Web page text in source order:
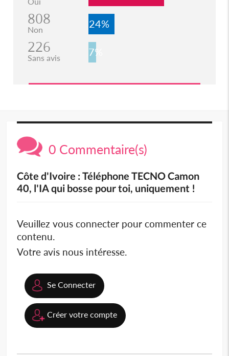
808
Non 24%
226
Sans avis 7%
0 Commentaire(s)
Côte d'Ivoire : Téléphone TECNO Camon
40, l'IA qui bosse pour toi, uniquement !
Veuillez vous connecter pour commenter ce
contenu.
Votre avis nous intéresse.
Se Connecter
Créer votre compte